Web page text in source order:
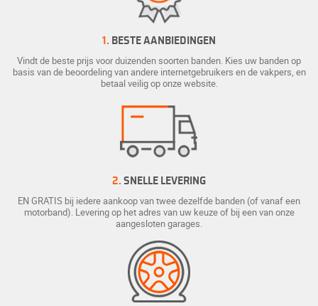
1. BESTE AANBIEDINGEN
Vindt de beste prijs voor duizenden soorten banden. Kies uw banden op
basis van de beoordeling van andere internetgebruikers en de vakpers, en
betaal veilig op onze website.
2. SNELLE LEVERING
EN GRATIS bij iedere aankoop van twee dezelfde banden (of vanaf een
motorband). Levering op het adres van uw keuze of bij een van onze
aangesloten garages.